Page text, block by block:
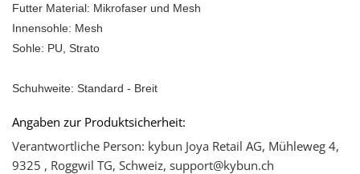
Futter Material: Mikrofaser und Mesh
Innensohle: Mesh
Sohle: PU, Strato
Schuhweite: Standard - Breit
Angaben zur Produktsicherheit:
Verantwortliche Person: kybun Joya Retail AG, Mühleweg 4,
9325 , Roggwil TG, Schweiz, support@kybun.ch